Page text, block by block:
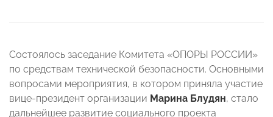
Состоялось заседание Комитета «ОПОРЫ РОССИИ»
по средствам технической безопасности. Основными
вопросами мероприятия, в котором приняла участие
вице-президент организации Марина Блудян, стало
дальнейшее развитие социального проекта